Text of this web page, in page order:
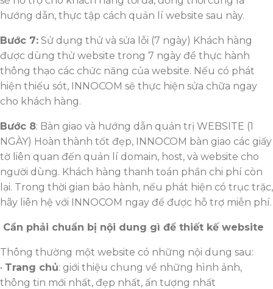
hướng dẫn, thực tập cách quản lí website sau này.
Bước 7: Sử dụng thử và sửa lỗi (7 ngày) Khách hàng
được dùng thử website trong 7 ngày để thực hành
thông thạo các chức năng của website. Nếu có phát
hiện thiếu sót, INNOCOM sẽ thực hiện sửa chữa ngay
cho khách hàng.
Bước 8: Bàn giao và hướng dẫn quản trị WEBSITE (1
NGÀY) Hoàn thành tốt đẹp, INNOCOM bàn giao các giấy
tờ liên quan đến quản lí domain, host, và website cho
người dùng. Khách hàng thanh toán phần chi phí còn
lại. Trong thời gian bảo hành, nếu phát hiện có trục trặc,
hãy liên hệ với INNOCOM ngay để được hỗ trợ miễn phí.
Cần phải chuẩn bị nội dung gì để thiết kế website
Thông thường một website có những nội dung sau:
• Trang chủ: giới thiệu chung về những hình ảnh,
thông tin mới nhất, đẹp nhất, ấn tượng nhất